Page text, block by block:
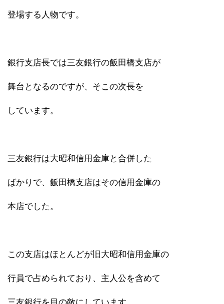
登場する人物です。
銀行支店長では三友銀行の飯田橋支店が
舞台となるのですが、そこの次長を
しています。
三友銀行は大昭和信用金庫と合併した
ばかりで、飯田橋支店はその信用金庫の
本店でした。
この支店はほとんどが旧大昭和信用金庫の
行員で占められており、主人公を含めて